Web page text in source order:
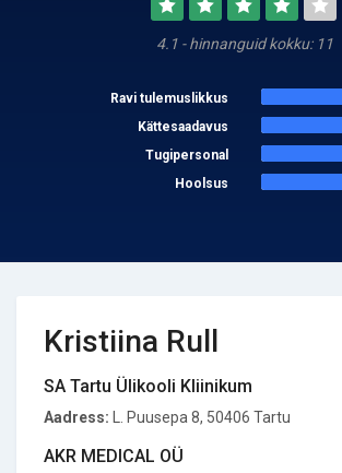
4.1 - hinnanguid kokku: 11
Ravi tulemuslikkus
Kättesaadavus
Tugipersonal
Hoolsus
Kristiina Rull
SA Tartu Ülikooli Kliinikum
Aadress: L. Puusepa 8, 50406 Tartu
AKR MEDICAL OÜ